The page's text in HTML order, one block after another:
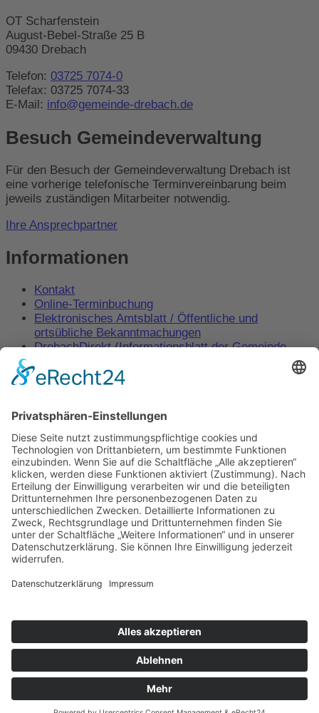
OT Scharfenstein
August-Bebel-Straße 25 B
09430 Drebach
Telefon: 03725 7074-0
Telefax: 03725 7074-33
E-Mail: info@gemeinde-drebach.de
Besuch Gemeindeverwaltung
Für den Besuch der Gemeindeverwaltung Drebach ist
eine vorherige telefonische Terminvereinbarung beim
jeweils zuständigen Mitarbeiter notwendig.
Ihre Ansprechpartner
Informationen
Kontakt
Online-Terminbuchung
Elektronisches Amtsblatt / Öffentliche und
ortsübliche Bekanntmachungen
DrebachDirekt (Informationsblatt der Gemeinde
Behördenwegweiser – Amt24
Impressum
Copyright © 2026
Gemeinde Drebach
| Umsetzung
Pepsite
Zum Inhalt springen
Werkzeugleiste öffnen
Eingabehilfen
Text vergrößern
Text verkleinern
Graustufen
Negativer Kontrast
Links unterstrichen
Lesbare Schriften
→
Online-Terminbuchung für Melde-
und Gewerbeamt hier!